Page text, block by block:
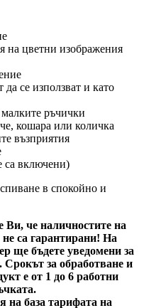
на цветни изображения
се използват и като
ръчички
кошара или количка
възприятия
са включени)
в спокойно и
че наличностите на
са гарантирани! На
ще бъдете уведомени за
за обработване и
е от 1 до 6 работни
на база тарифата на